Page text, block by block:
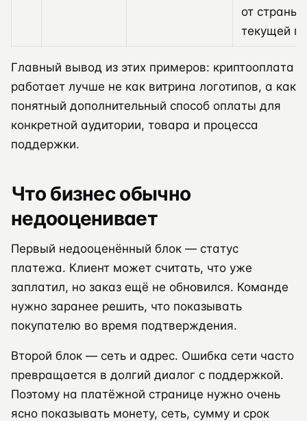
от страны,
текущей
Главный вывод из этих примеров: криптооплата
работает лучше не как витрина логотипов, а как
понятный дополнительный способ оплаты для
конкретной аудитории, товара и процесса
поддержки.
Что бизнес обычно
недооценивает
Первый недооценённый блок — статус
платежа. Клиент может считать, что уже
заплатил, но заказ ещё не обновился. Команде
нужно заранее решить, что показывать
покупателю во время подтверждения.
Второй блок — сеть и адрес. Ошибка сети часто
превращается в долгий диалог с поддержкой.
Поэтому на платёжной странице нужно очень
ясно показывать монету, сеть, сумму и срок